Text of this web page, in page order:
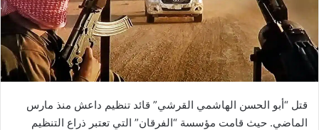
قتل “أبو الحسن الهاشمي القرشي” قائد تنظيم داعش منذ مارس
الماضي. حيث قامت مؤسسة “الفرقان” التي تعتبر ذراع التنظيم